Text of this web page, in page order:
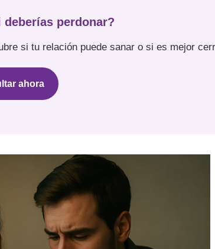
perdonar?
si tu relación puede sanar o si es mejor
ahora